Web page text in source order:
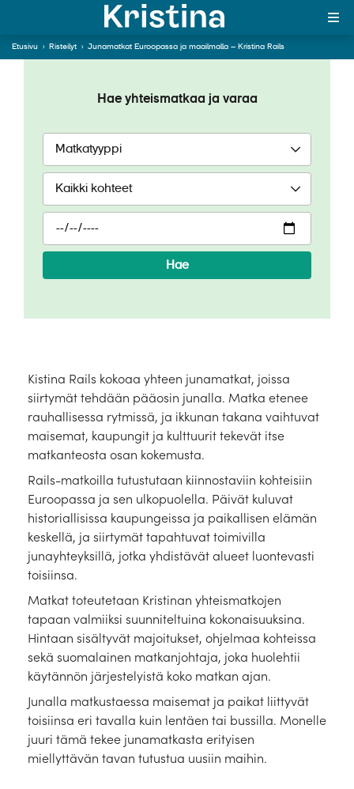
Äkkilähdöt
Suosikit
OTA YHTEYTTÄ
Kohteet
Hyvä tietää
Meistä
Etusivu › Risteilyt › Junamatkat Euroopassa ja maailmalla – Kristina Rails
Junamatkat
Euroopassa ja
Hae yhteismatkaa ja varaa
Hae
Kistina Rails kokoaa yhteen junamatkat, joissa
siirtymät tehdään pääosin junalla. Matka etenee
rauhallisessa rytmissä, ja ikkunan takana vaihtuvat
maisemat, kaupungit ja kulttuurit tekevät itse
matkanteosta osan kokemusta.
Rails-matkoilla tutustutaan kiinnostaviin kohteisiin
Euroopassa ja sen ulkopuolella. Päivät kuluvat
historiallisissa kaupungeissa ja paikallisen elämän
keskellä, ja siirtymät tapahtuvat toimivilla
junayhteyksillä, jotka yhdistävät alueet luontevasti
toisiinsa.
Matkat toteutetaan Kristinan yhteismatkojen
tapaan valmiiksi suunniteltuina kokonaisuuksina.
Hintaan sisältyvät majoitukset, ohjelmaa kohteissa
sekä suomalainen matkanjohtaja, joka huolehtii
käytännön järjestelyistä koko matkan ajan.
Junalla matkustaessa maisemat ja paikat liittyvät
toisiinsa eri tavalla kuin lentäen tai bussilla. Monelle
juuri tämä tekee junamatkasta erityisen
miellyttävän tavan tutustua uusiin maihin.